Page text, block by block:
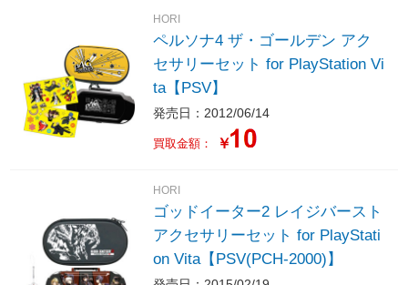
HORI
ペルソナ4 ザ・ゴールデン アク
セサリーセット for PlayStation Vi
ta【PSV】
発売日：2012/06/14
買取金額： ￥
HORI
ゴッドイーター2 レイジバースト
アクセサリーセット for PlayStati
on Vita【PSV(PCH-2000)】